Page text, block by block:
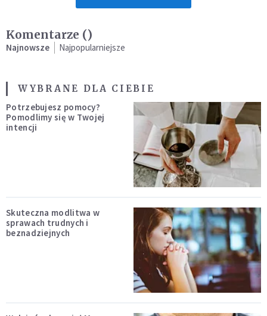
Komentarze ()
Najnowsze Najpopularniejsze
WYBRANE DLA CIEBIE
Potrzebujesz pomocy?
Pomodlimy się w Twojej
intencji
Skuteczna modlitwa w
sprawach trudnych i
beznadziejnych